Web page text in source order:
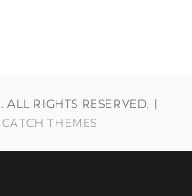
. ALL RIGHTS RESERVED. |
CATCH THEMES